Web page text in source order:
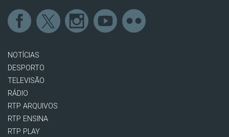
NOTÍCIAS
DESPORTO
TELEVISÃO
RÁDIO
RTP ARQUIVOS
RTP ENSINA
RTP PLAY